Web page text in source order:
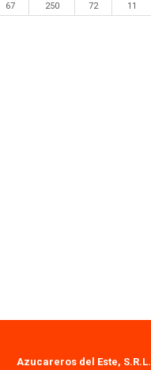
67 250 72 11
Azucareros del Este, S.R.L.